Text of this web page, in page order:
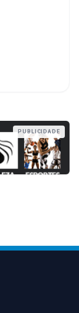
PUBLICIDADE